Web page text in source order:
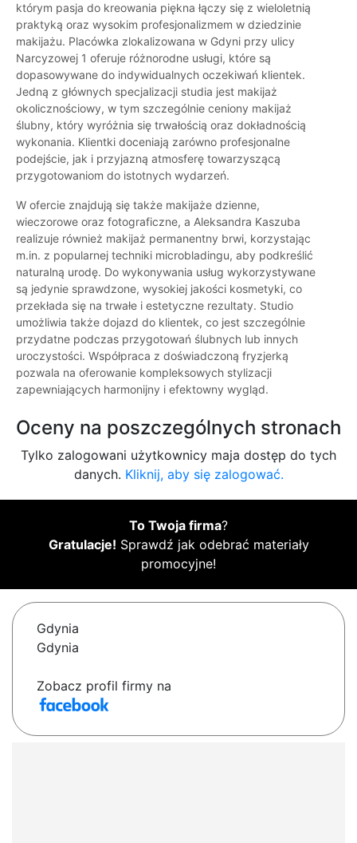
którym pasja do kreowania piękna łączy się z wieloletnią
praktyką oraz wysokim profesjonalizmem w dziedzinie
makijażu. Placówka zlokalizowana w Gdyni przy ulicy
Narcyzowej 1 oferuje różnorodne usługi, które są
dopasowywane do indywidualnych oczekiwań klientek.
Jedną z głównych specjalizacji studia jest makijaż
okolicznościowy, w tym szczególnie ceniony makijaż
ślubny, który wyróżnia się trwałością oraz dokładnością
wykonania. Klientki doceniają zarówno profesjonalne
podejście, jak i przyjazną atmosferę towarzyszącą
przygotowaniom do istotnych wydarzeń.
W ofercie znajdują się także makijaże dzienne,
wieczorowe oraz fotograficzne, a Aleksandra Kaszuba
realizuje również makijaż permanentny brwi, korzystając
m.in. z popularnej techniki microbladingu, aby podkreślić
naturalną urodę. Do wykonywania usług wykorzystywane
są jedynie sprawdzone, wysokiej jakości kosmetyki, co
przekłada się na trwałe i estetyczne rezultaty. Studio
umożliwia także dojazd do klientek, co jest szczególnie
przydatne podczas przygotowań ślubnych lub innych
uroczystości. Współpraca z doświadczoną fryzjerką
pozwala na oferowanie kompleksowych stylizacji
zapewniających harmonijny i efektowny wygląd.
Oceny na poszczególnych stronach
Tylko zalogowani użytkownicy maja dostęp do tych
danych. Kliknij, aby się zalogować.
To Twoja firma?
Gratulacje! Sprawdź jak odebrać materiały
promocyjne!
Gdynia
Gdynia
Zobacz profil firmy na